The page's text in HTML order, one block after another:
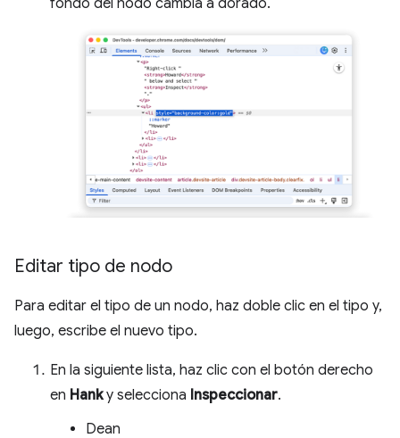
Editar tipo de nodo
Para editar el tipo de un nodo, haz doble clic en el tipo y,
luego, escribe el nuevo tipo.
En la siguiente lista, haz clic con el botón derecho
en Hanky selecciona Inspeccionar.
Dean